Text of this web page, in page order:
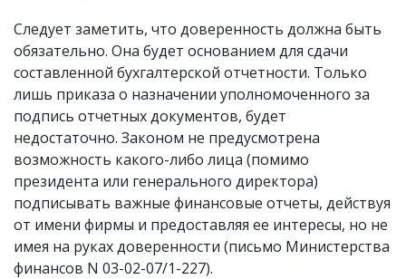
Следует заметить, что доверенность должна быть
обязательно. Она будет основанием для сдачи
составленной бухгалтерской отчетности. Только
лишь приказа о назначении уполномоченного за
подпись отчетных документов, будет
недостаточно. Законом не предусмотрена
возможность какого-либо лица (помимо
президента или генерального директора)
подписывать важные финансовые отчеты, действуя
от имени фирмы и предоставляя ее интересы, но не
имея на руках доверенности (письмо Министерства
финансов N 03-02-07/1-227).